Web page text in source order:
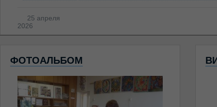
25 апреля
2026
ФОТОАЛЬБОМ